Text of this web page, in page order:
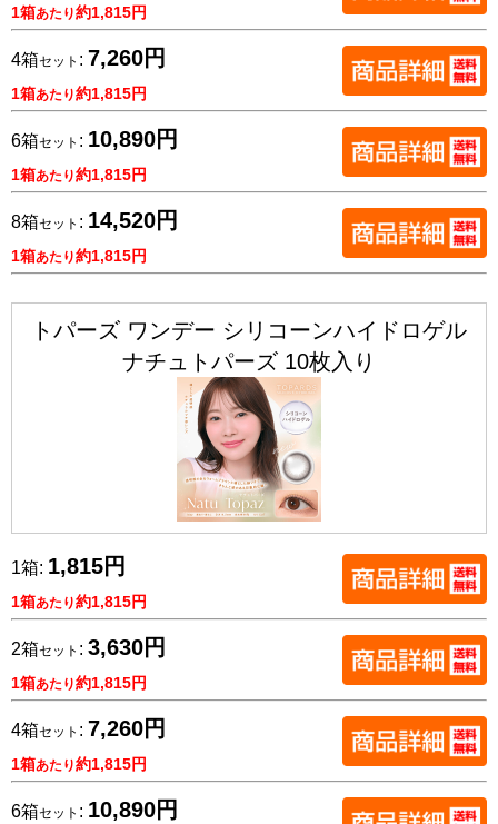
1箱あたり約1,815円
4箱セット : 7,260円
1箱あたり約1,815円
6箱セット : 10,890円
1箱あたり約1,815円
8箱セット : 14,520円
1箱あたり約1,815円
トパーズ ワンデー シリコーンハイドロゲル
ナチュトパーズ 10枚入り
1箱: 1,815円
1箱あたり約1,815円
2箱セット : 3,630円
1箱あたり約1,815円
4箱セット : 7,260円
1箱あたり約1,815円
6箱セット : 10,890円